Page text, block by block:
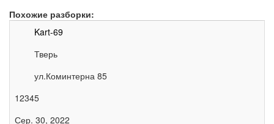
Похожие разборки:
Kart-69
Тверь
ул.Коминтерна 85
12345
Сер. 30, 2022